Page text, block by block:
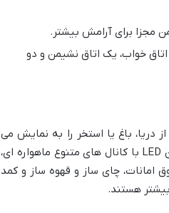
دو اتاق خواب، یک اتاق نشیمن و دو
دریا، باغ یا استخر را به نمایش می
گذارند. امکانات رفاهی استاندارد در تمامی واحدها شامل تهویه مطبوع، تلویزیون LED با کانال های متنوع ماهواره ای،
امانات، چای ساز و قهوه ساز و کمد
هستند.